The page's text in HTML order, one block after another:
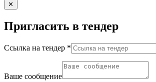
✕
Пригласить в тендер
Ссылка на тендер *
тендер
Ваше сообщение